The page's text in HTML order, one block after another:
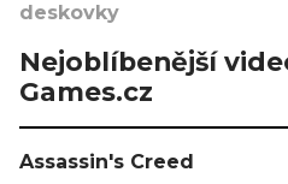
deskovky
Nejoblíbenější
Games.cz
Assassin's Creed